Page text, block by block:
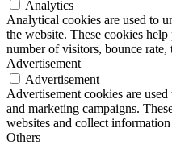
Analytics
Analytical cookies are used to
the website. These cookies
number of visitors, bounce rate,
Advertisement
Advertisement
Advertisement cookies are
and marketing campaigns.
websites and collect
Others